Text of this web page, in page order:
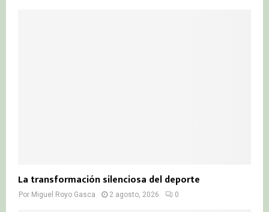
La transformación silenciosa del deporte
Por Miguel Royo Gasca 2 agosto, 2026 0